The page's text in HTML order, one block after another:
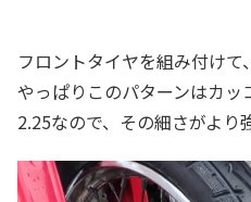
フロントタイヤを組み付けて
やっぱりこのパターンはカッ
2.25なので、その細さがより